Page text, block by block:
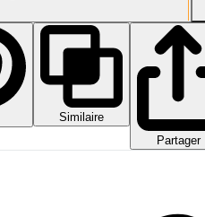
Similaire
Partager